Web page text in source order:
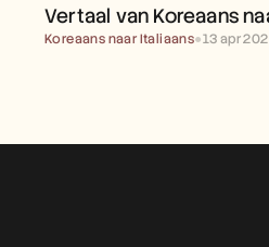
NAAR
Vertaal van Koreaans
Koreaans naar Italiaans●13 apr